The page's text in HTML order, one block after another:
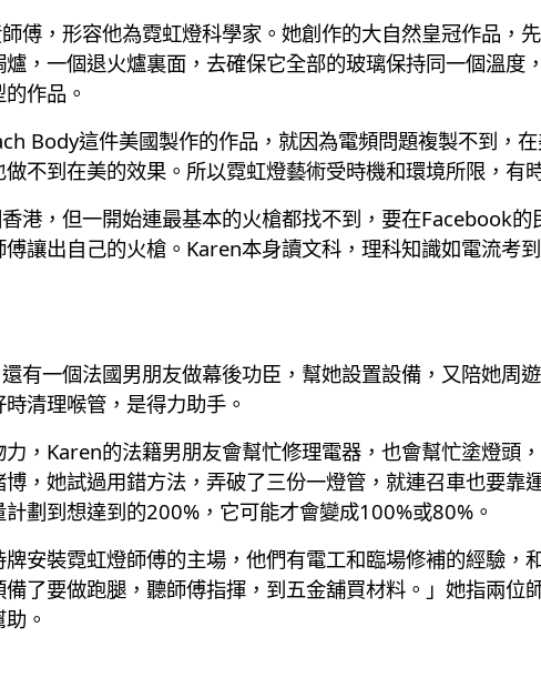
傅，形容他為霓虹燈科學家。她創作的大自然皇冠作品，
，一個退火爐裏面，去確保它全部的玻璃保持同一個溫度
作品。
Body這件美國製作的作品，就因為電頻問題複製不到，
不到在美的效果。所以霓虹燈藝術受時機和環境所限，有
港，但一開始連最基本的火槍都找不到，要在Facebook
讓出自己的火槍。Karen本身讀文科，理科知識如電流考
有一個法國男朋友做幕後功臣，幫她設置設備，又陪她周
清理喉管，是得力助手。
，Karen的法籍男朋友會幫忙修理電器，也會幫忙塗燈頭
，她試過用錯方法，弄破了三份一燈管，就連召車也要靠
劃到想達到的200%，它可能才會變成100%或80%。
安裝霓虹燈師傅的主場，他們有電工和臨場修補的經驗
了要做跑腿，聽師傅指揮，到五金舖買材料。」她指兩位
。